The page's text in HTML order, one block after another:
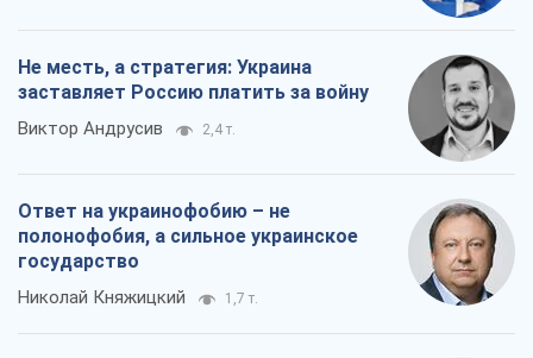
Не месть, а стратегия: Украина
заставляет Россию платить за войну
Виктор Андрусив 2,4 т.
Ответ на украинофобию – не
полонофобия, а сильное украинское
государство
Николай Княжицкий 1,7 т.